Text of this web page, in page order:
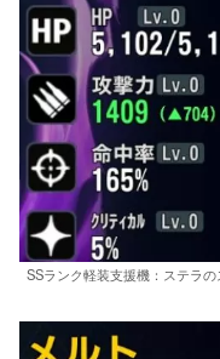
SSランク軽装支援機：ステラの